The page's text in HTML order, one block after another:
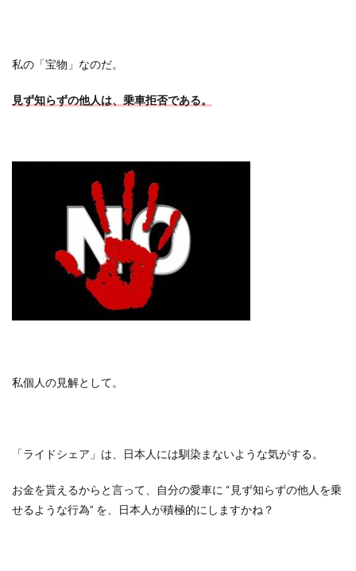
私の「宝物」なのだ。
見ず知らずの他人は、乗車拒否である。
私個人の見解として。
「ライドシェア」は、日本人には馴染まないような気がする。
お金を貰えるからと言って、自分の愛車に “ 見ず知らずの他人を乗
せるような行為” を、日本人が積極的にしますかね？